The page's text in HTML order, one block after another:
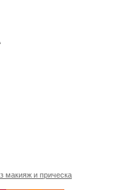
макияж и прическа